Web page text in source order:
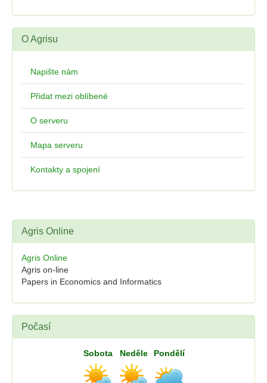
O Agrisu
Napište nám
Přidat mezi oblíbené
O serveru
Mapa serveru
Kontakty a spojení
Agris Online
Agris Online
Agris on-line
Papers in Economics and Informatics
Počasí
Sobota Neděle Pondělí